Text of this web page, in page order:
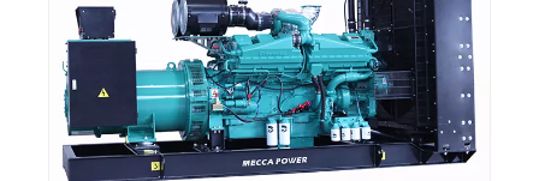
Partager sur:
2000kva Cummins Diesel